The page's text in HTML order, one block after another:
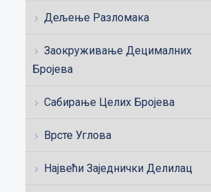
Дељење Разломака
Заокруживање Децималних
Бројева
Сабирање Целих Бројева
Врсте Углова
Највећи Заједнички Делилац